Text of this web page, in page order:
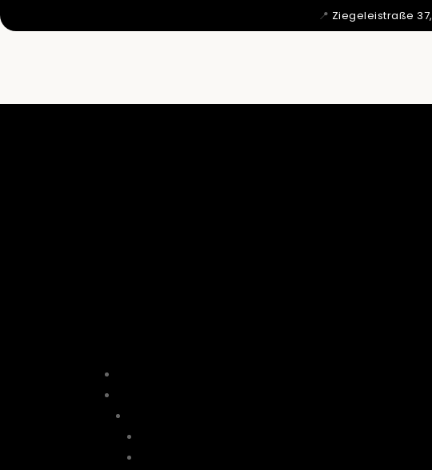
📍 Ziegeleistraße 37,